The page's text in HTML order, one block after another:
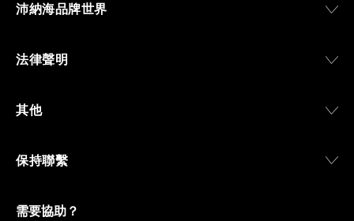
沛納海品牌世界
法律聲明
其他
保持聯繫
需要協助？